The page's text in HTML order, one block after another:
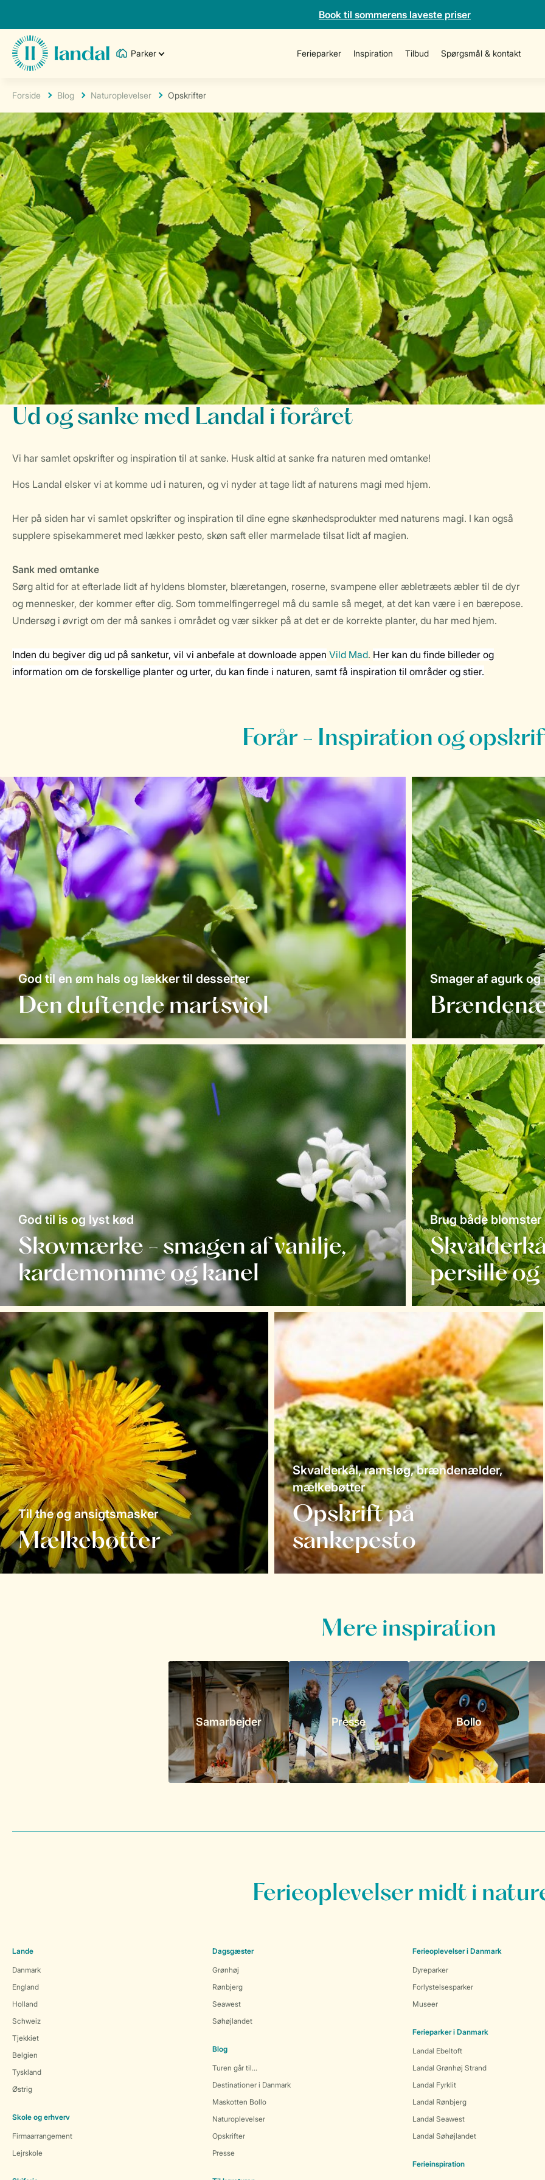
Book til sommerens laveste priser
Parker Ferieparker Inspiration Tilbud Spørgsmål & kontakt
Forside Blog Naturoplevelser Opskrifter
Ud og sanke med Landal i foråret
Vi har samlet opskrifter og inspiration til at sanke. Husk altid at sanke fra naturen med omtanke!
Hos Landal elsker vi at komme ud i naturen, og vi nyder at tage lidt af naturens magi med hjem.
Her på siden har vi samlet opskrifter og inspiration til dine egne skønhedsprodukter med naturens magi. I kan også
supplere spisekammeret med lækker pesto, skøn saft eller marmelade tilsat lidt af magien.
Sank med omtanke
Sørg altid for at efterlade lidt af hyldens blomster, blæretangen, roserne, svampene eller æbletræets æbler til de dyr
og mennesker, der kommer efter dig. Som tommelfingerregel må du samle så meget, at det kan være i en bærepose.
Undersøg i øvrigt om der må sankes i området og vær sikker på at det er de korrekte planter, du har med hjem.
Inden du begiver dig ud på sanketur, vil vi anbefale at downloade appen Vild Mad. Her kan du finde billeder og
information om de forskellige planter og urter, du kan finde i naturen, samt få inspiration til områder og stier.
Forår - Inspiration og
Den duftende martsviol
God til en øm hals og lækker til desserter Smager af agurk
Skovmærke - smagen af vanilje,
kardemomme og kanel
God til is og lyst kød
persille
Brug både blomster
Mælkebøtter
Til the og ansigtsmasker
Opskrift på
sankepesto
Skvalderkål, ramsløg, brændenælder,
mælkebøtter
Mere inspiration
Samarbejder Presse Bollo
Ferieoplevelser midt i
Lande
Danmark
England
Holland
Schweiz
Tjekkiet
Belgien
Tyskland
Østrig
Skole og erhverv
Firmaarrangement
Lejrskole
Dagsgæster
Grønhøj
Rønbjerg
Seawest
Søhøjlandet
Blog
Turen går til...
Destinationer i Danmark
Maskotten Bollo
Naturoplevelser
Opskrifter
Presse
Ferieoplevelser i Danmark
Dyreparker
Forlystelsesparker
Museer
Ferieparker i Danmark
Landal Ebeltoft
Landal Grønhøj Strand
Landal Fyrklit
Landal Rønbjerg
Landal Seawest
Landal Søhøjlandet
Ferieinspiration